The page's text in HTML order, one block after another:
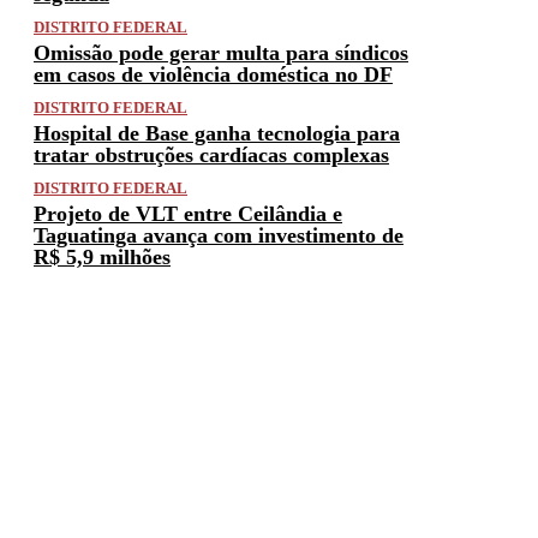
DISTRITO FEDERAL
Omissão pode gerar multa para síndicos
em casos de violência doméstica no DF
DISTRITO FEDERAL
Hospital de Base ganha tecnologia para
tratar obstruções cardíacas complexas
DISTRITO FEDERAL
Projeto de VLT entre Ceilândia e
Taguatinga avança com investimento de
R$ 5,9 milhões